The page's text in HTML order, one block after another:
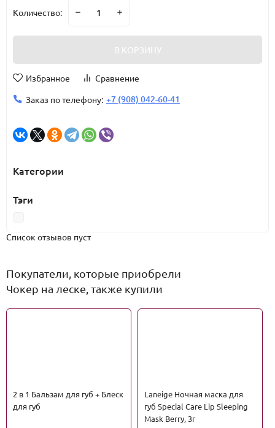
Количество:
В КОРЗИНУ
Избранное
Сравнение
Заказ по телефону: +7 (908) 042-60-41
Категории
Тэги
Список отзывов пуст
Покупатели, которые приобрели
Чокер на леске, также купили
2 в 1 Бальзам для губ + Блеск
для губ
Laneige Ночная маска для
губ Special Care Lip Sleeping
Mask Berry, 3г